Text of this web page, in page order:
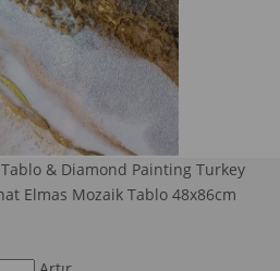
& Diamond Painting Turkey
Elmas Mozaik Tablo 48x86cm